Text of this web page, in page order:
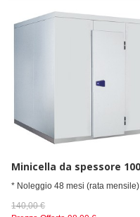
* Noleggio 48 mesi (rata mensile)
140,00 €